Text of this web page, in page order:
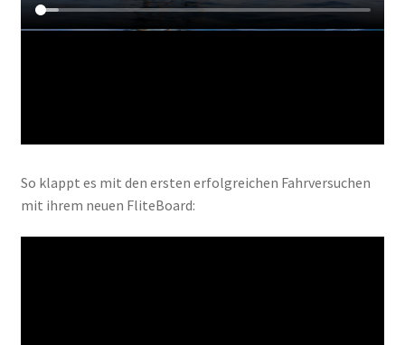
So klappt es mit den ersten erfolgreichen Fahrversuchen
mit ihrem neuen FliteBoard: